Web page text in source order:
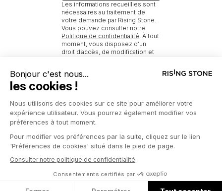
Les informations recueillies sont
nécessaires au traitement de
votre demande par Rising Stone.
Vous pouvez consulter notre
Politique de confidentialité. À tout
moment, vous disposez d’un
droit d’accès, de modification et
RISING STONE ACCUEIL
NOUVEAUX BIENS À MÉRIBEL AVEC PRESTATIONS
© 2026 RISING STONEMENTIONS LÉGALES
POLITIQUE DE CONFIDENTIALITÉ
PRESSE
GESTION DES COOKIES